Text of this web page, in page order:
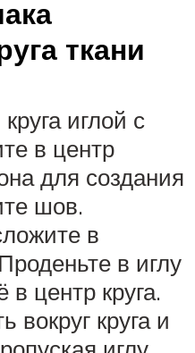
ткани
иглой с
в центр
для создания
шов.
в
в иглу
в центр круга.
вокруг круга и